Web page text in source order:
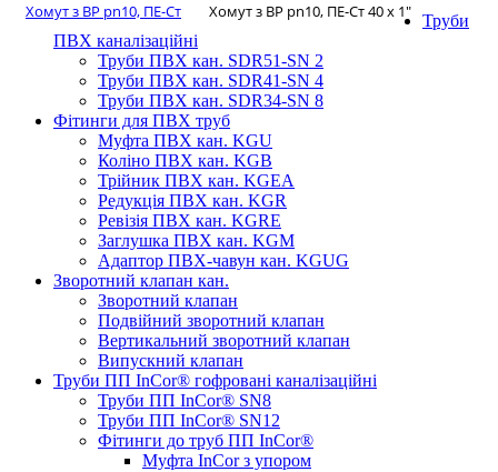
Хомут з ​​ВР pn10, ПЕ-Ст
Хомут з ​​ВР pn10, ПЕ-Ст 40 х 1″ Труби
ПВХ каналізаційні
Труби ПВХ кан. SDR51-SN 2
Труби ПВХ кан. SDR41-SN 4
Труби ПВХ кан. SDR34-SN 8
Фітинги для ПВХ труб
Муфта ПВХ кан. KGU
Коліно ПВХ кан. KGB
Трійник ПВХ кан. KGEA
Редукція ПВХ кан. KGR
Ревізія ПВХ кан. KGRE
Заглушка ПВХ кан. KGM
Адаптор ПВХ-чавун кан. KGUG
Зворотний клапан кан.
Зворотний клапан
Подвійний зворотний клапан
Вертикальний зворотний клапан
Випускний клапан
Труби ПП InCor® гофровані каналізаційні
Труби ПП InCor® SN8
Труби ПП InCor® SN12
Фітинги до труб ПП InCor®
Муфта InCor з упором